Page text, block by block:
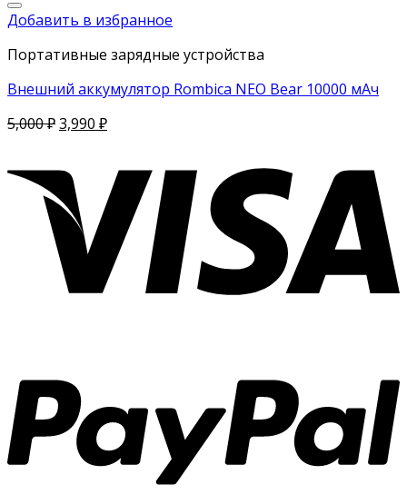
Добавить в избранное
Портативные зарядные устройства
Внешний аккумулятор Rombica NEO Bear 10000 мАч
5,000₽3,990 ₽